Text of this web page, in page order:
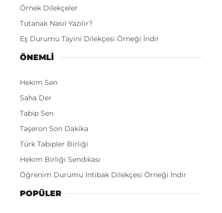
Örnek Dilekçeler
Tutanak Nasıl Yazılır?
Eş Durumu Tayini Dilekçesi Örneği İndir
ÖNEMLI
Hekim Sen
Saha Der
Tabip Sen
Taşeron Son Dakika
Türk Tabipler Birliği
Hekim Birliği Sendikası
Öğrenim Durumu İntibak Dilekçesi Örneği İndir
POPÜLER